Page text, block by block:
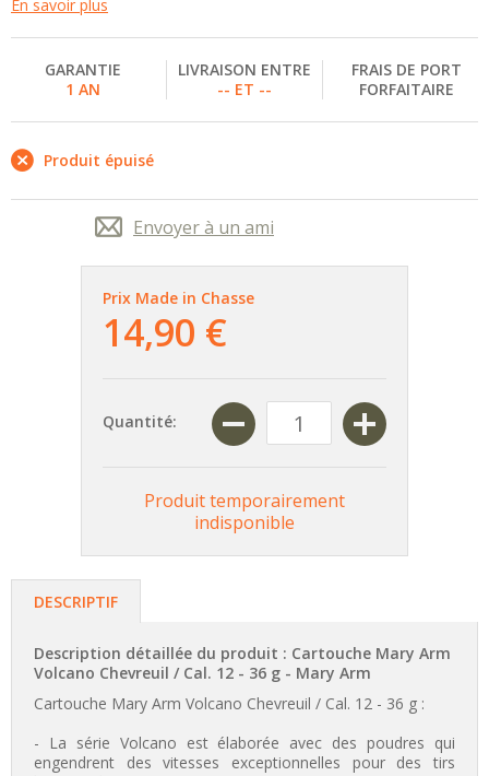
En savoir plus
GARANTIE
1 AN
LIVRAISON ENTRE
-- ET --
FRAIS DE PORT
FORFAITAIRE
Produit épuisé
Envoyer à un ami
Prix Made in Chasse
14,90 €
Quantité:
Produit temporairement
indisponible
DESCRIPTIF
Description détaillée du produit : Cartouche Mary Arm
Volcano Chevreuil / Cal. 12 - 36 g - Mary Arm
Cartouche Mary Arm Volcano Chevreuil / Cal. 12 - 36 g :
- La série Volcano est élaborée avec des poudres qui
engendrent des vitesses exceptionnelles pour des tirs